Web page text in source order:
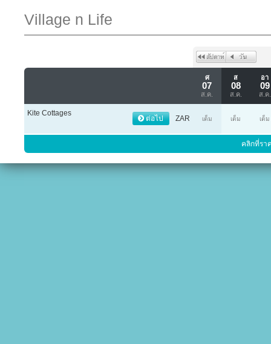
Village n Life
ศ
07
ส.ค.
ส
08
ส.ค.
อา
09
ส.ค.
Kite Cottages
ต่อไป ZAR เต็ม เต็ม เต็ม
คลิกที่รา